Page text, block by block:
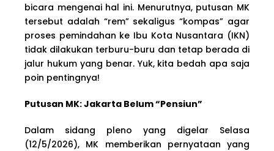
bicara mengenai hal ini. Menurutnya, putusan MK
tersebut adalah “rem” sekaligus “kompas” agar
proses pemindahan ke Ibu Kota Nusantara (IKN)
tidak dilakukan terburu-buru dan tetap berada di
jalur hukum yang benar. Yuk, kita bedah apa saja
poin pentingnya!
Putusan MK: Jakarta Belum “Pensiun”
Dalam sidang pleno yang digelar Selasa
(12/5/2026), MK memberikan pernyataan yang